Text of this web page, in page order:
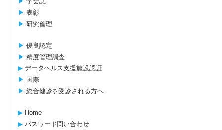
▶︎ 表彰
▶︎ 研究倫理
▶︎ 優良認定
▶︎ 精度管理調査
▶︎ データヘルス支援施設認証
▶︎ 国際
▶︎ 総合健診を受診される方へ
▶︎ Home
▶︎ パスワード問い合わせ